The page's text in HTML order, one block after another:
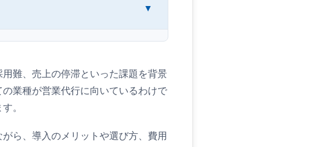
難、売上の停滞といった課題を背景
業種が営業代行に向いているわけで
。
ら、導入のメリットや選び方、費用